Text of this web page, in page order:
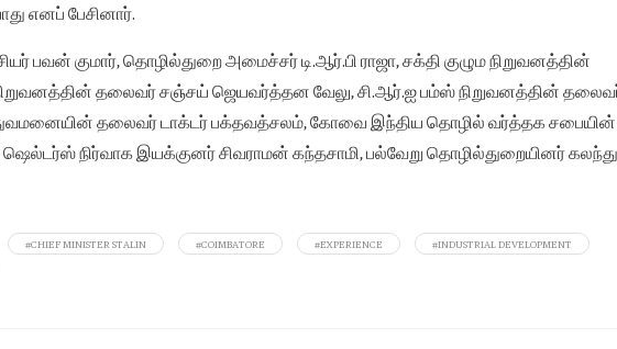
எனப் பேசினார்.
பவன் குமார், தொழில்துறை அமைச்சர் டி.ஆர்.பி ராஜா, சக்தி குழும நிறுவனத்தின்
தலைவர் சஞ்சய் ஜெயவர்த்தன வேலு, சி.ஆர்.ஐ பம்ஸ் நிறுவனத்தின்
தலைவர் டாக்டர் பக்தவத்சலம், கோவை இந்திய தொழில் வர்த்தக சபையின்
நிர்வாக இயக்குனர் சிவராமன் கந்தசாமி, பல்வேறு தொழில்துறையினர் கலந்து
#CHIEF MINISTER STALIN #COIMBATORE #EXPERIENCE
#INDUSTRIAL DEVELOPMENT